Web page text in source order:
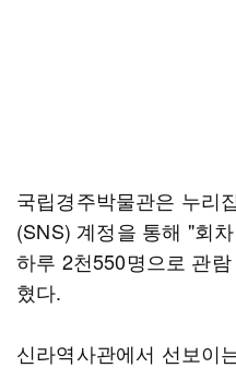
국립경주박물관은 누리
(SNS) 계정을 통해 "회
하루 2천550명으로 관
혔다.
신라역사관에서 선보이